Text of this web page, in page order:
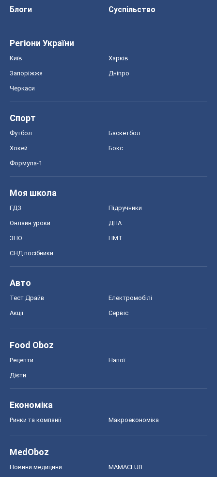
Блоги
Суспільство
Регіони України
Київ Харків
Запоріжжя Дніпро
Черкаси
Спорт
Футбол Баскетбол
Хокей Бокс
Формула-1
Моя школа
ГДЗ Підручники
Онлайн уроки ДПА
ЗНО НМТ
СНД посібники
Авто
Тест Драйв Електромобілі
Акції Сервіс
Food Oboz
Рецепти Напої
Дієти
Економіка
Ринки та компанії Макроекономіка
MedOboz
Новини медицини MAMACLUB